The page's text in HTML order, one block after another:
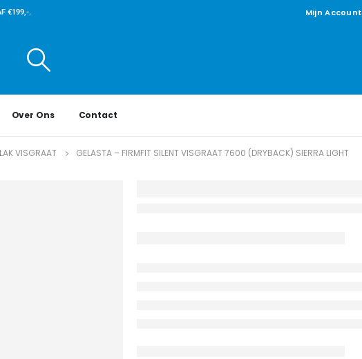
€199,-. Mijn Account
Over Ons Contact
VISGRAAT GELASTA – FIRMFIT SILENT VISGRAAT 7600 (DRYBACK) SIERRA LIGHT